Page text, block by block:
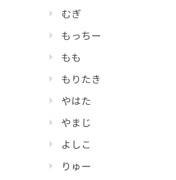
むぎ
もっちー
もも
もりたき
やはた
やまじ
よしこ
りゅー